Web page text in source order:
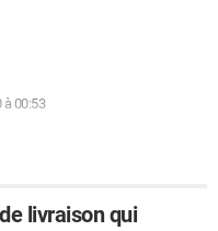
à 00:53
livraison qui